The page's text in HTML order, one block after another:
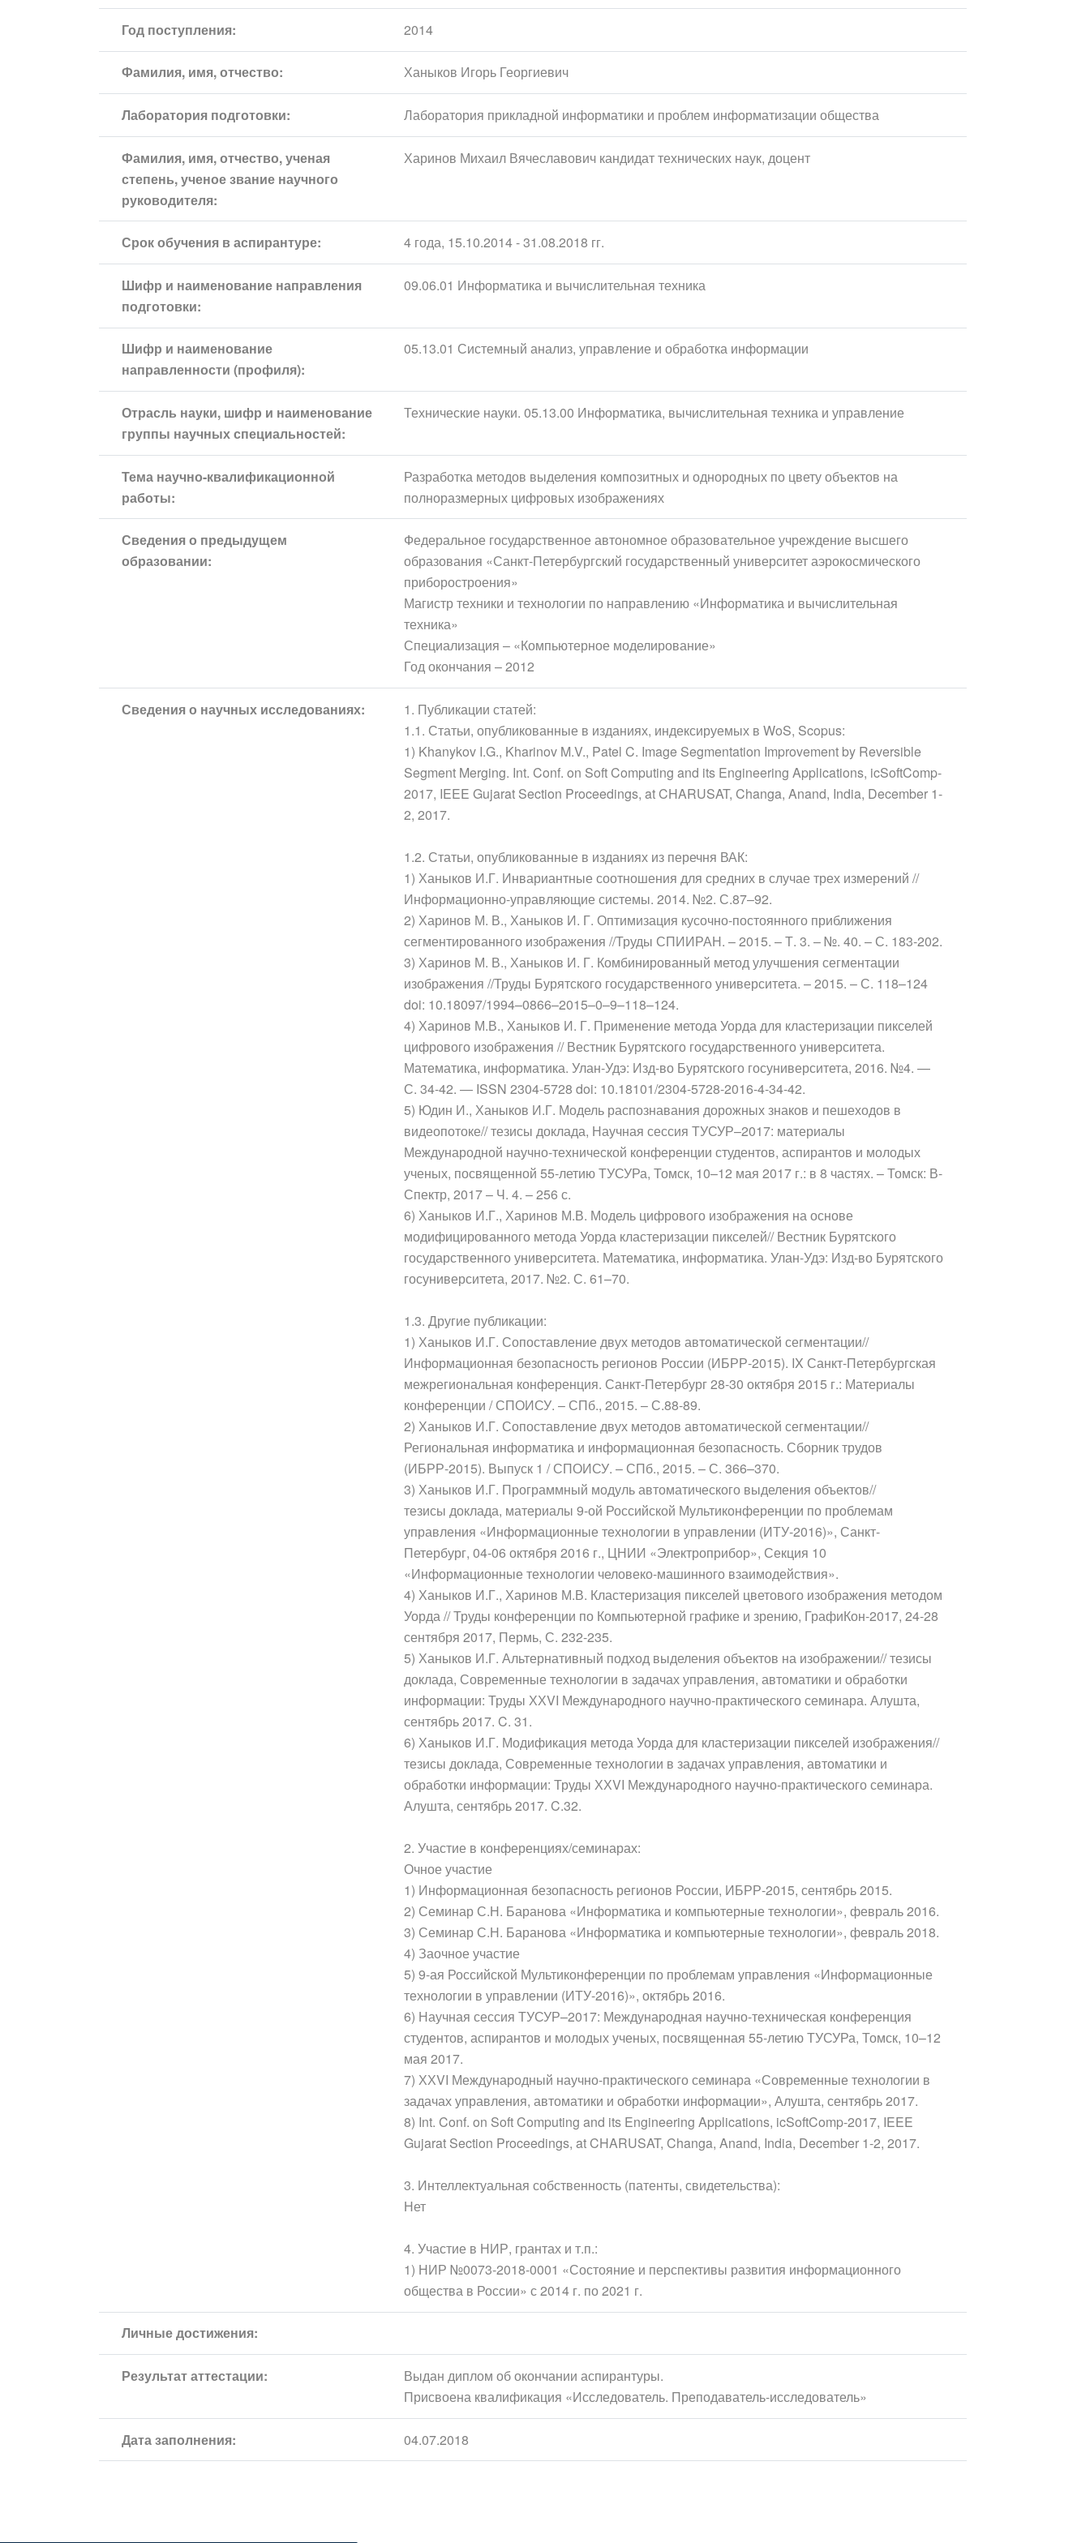
Год поступления: 2014
Фамилия, имя, отчество: Ханыков Игорь Георгиевич
Лаборатория подготовки: Лаборатория прикладной информатики и проблем информатизации общества
Фамилия, имя, отчество, ученая
степень, ученое звание научного
руководителя:
Харинов Михаил Вячеславович кандидат технических наук, доцент
Срок обучения в аспирантуре: 4 года, 15.10.2014 - 31.08.2018 гг.
Шифр и наименование направления
подготовки:
09.06.01 Информатика и вычислительная техника
Шифр и наименование
направленности (профиля):
05.13.01 Системный анализ, управление и обработка информации
Отрасль науки, шифр и наименование
группы научных специальностей:
Технические науки. 05.13.00 Информатика, вычислительная техника и управление
Тема научно-квалификационной
работы:
Разработка методов выделения композитных и однородных по цвету объектов на
полноразмерных цифровых изображениях
Сведения о предыдущем
образовании:
Федеральное государственное автономное образовательное учреждение высшего
образования «Санкт-Петербургский государственный университет аэрокосмического
приборостроения»
Магистр техники и технологии по направлению «Информатика и вычислительная
техника»
Специализация – «Компьютерное моделирование»
Год окончания – 2012
Сведения о научных исследованиях:
1. Публикации статей:
1.1. Статьи, опубликованные в изданиях, индексируемых в WoS, Scopus:
1) Khanykov I.G., Kharinov M.V., Patel C. Image Segmentation Improvement by Reversible
Segment Merging. Int. Conf. on Soft Computing and its Engineering Applications, icSoftComp-
2017, IEEE Gujarat Section Proceedings, at CHARUSAT, Changa, Anand, India, December 1-
2, 2017.
1.2. Статьи, опубликованные в изданиях из перечня ВАК:
1) Ханыков И.Г. Инвариантные соотношения для средних в случае трех измерений //
Информационно-управляющие системы. 2014. №2. С.87–92.
2) Харинов М. В., Ханыков И. Г. Оптимизация кусочно-постоянного приближения
сегментированного изображения //Труды СПИИРАН. – 2015. – Т. 3. – №. 40. – С. 183-202.
3) Харинов М. В., Ханыков И. Г. Комбинированный метод улучшения сегментации
изображения //Труды Бурятского государственного университета. – 2015. – С. 118–124
doi: 10.18097/1994–0866–2015–0–9–118–124.
4) Харинов М.В., Ханыков И. Г. Применение метода Уорда для кластеризации пикселей
цифрового изображения // Вестник Бурятского государственного университета.
Математика, информатика. Улан-Удэ: Изд-во Бурятского госуниверситета, 2016. №4. —
С. 34-42. — ISSN 2304-5728 doi: 10.18101/2304-5728-2016-4-34-42.
5) Юдин И., Ханыков И.Г. Модель распознавания дорожных знаков и пешеходов в
видеопотоке// тезисы доклада, Научная сессия ТУСУР–2017: материалы
Международной научно-технической конференции студентов, аспирантов и молодых
ученых, посвященной 55-летию ТУСУРа, Томск, 10–12 мая 2017 г.: в 8 частях. – Томск: В-
Спектр, 2017 – Ч. 4. – 256 с.
6) Ханыков И.Г., Харинов М.В. Модель цифрового изображения на основе
модифицированного метода Уорда кластеризации пикселей// Вестник Бурятского
государственного университета. Математика, информатика. Улан-Удэ: Изд-во Бурятского
госуниверситета, 2017. №2. С. 61–70.
1.3. Другие публикации:
1) Ханыков И.Г. Сопоставление двух методов автоматической сегментации//
Информационная безопасность регионов России (ИБРР-2015). IX Санкт-Петербургская
межрегиональная конференция. Санкт-Петербург 28-30 октября 2015 г.: Материалы
конференции / СПОИСУ. – СПб., 2015. – С.88-89.
2) Ханыков И.Г. Сопоставление двух методов автоматической сегментации//
Региональная информатика и информационная безопасность. Сборник трудов
(ИБРР-2015). Выпуск 1 / СПОИСУ. – СПб., 2015. – С. 366–370.
3) Ханыков И.Г. Программный модуль автоматического выделения объектов//
тезисы доклада, материалы 9-ой Российской Мультиконференции по проблемам
управления «Информационные технологии в управлении (ИТУ-2016)», Санкт-
Петербург, 04-06 октября 2016 г., ЦНИИ «Электроприбор», Секция 10
«Информационные технологии человеко-машинного взаимодействия».
4) Ханыков И.Г., Харинов М.В. Кластеризация пикселей цветового изображения методом
Уорда // Труды конференции по Компьютерной графике и зрению, ГрафиКон-2017, 24-28
сентября 2017, Пермь, С. 232-235.
5) Ханыков И.Г. Альтернативный подход выделения объектов на изображении// тезисы
доклада, Современные технологии в задачах управления, автоматики и обработки
информации: Труды ХХVI Международного научно-практического семинара. Алушта,
сентябрь 2017. C. 31.
6) Ханыков И.Г. Модификация метода Уорда для кластеризации пикселей изображения//
тезисы доклада, Современные технологии в задачах управления, автоматики и
обработки информации: Труды ХХVI Международного научно-практического семинара.
Алушта, сентябрь 2017. C.32.
2. Участие в конференциях/семинарах:
Очное участие
1) Информационная безопасность регионов России, ИБРР-2015, сентябрь 2015.
2) Семинар С.Н. Баранова «Информатика и компьютерные технологии», февраль 2016.
3) Семинар С.Н. Баранова «Информатика и компьютерные технологии», февраль 2018.
4) Заочное участие
5) 9-ая Российской Мультиконференции по проблемам управления «Информационные
технологии в управлении (ИТУ-2016)», октябрь 2016.
6) Научная сессия ТУСУР–2017: Международная научно-техническая конференция
студентов, аспирантов и молодых ученых, посвященная 55-летию ТУСУРа, Томск, 10–12
мая 2017.
7) ХХVI Международный научно-практического семинара «Современные технологии в
задачах управления, автоматики и обработки информации», Алушта, сентябрь 2017.
8) Int. Conf. on Soft Computing and its Engineering Applications, icSoftComp-2017, IEEE
Gujarat Section Proceedings, at CHARUSAT, Changa, Anand, India, December 1-2, 2017.
3. Интеллектуальная собственность (патенты, свидетельства):
Нет
4. Участие в НИР, грантах и т.п.:
1) НИР №0073-2018-0001 «Состояние и перспективы развития информационного
общества в России» с 2014 г. по 2021 г.
Личные достижения:
Результат аттестации:
Выдан диплом об окончании аспирантуры.
Присвоена квалификация «Исследователь. Преподаватель-исследователь»
Дата заполнения: 04.07.2018